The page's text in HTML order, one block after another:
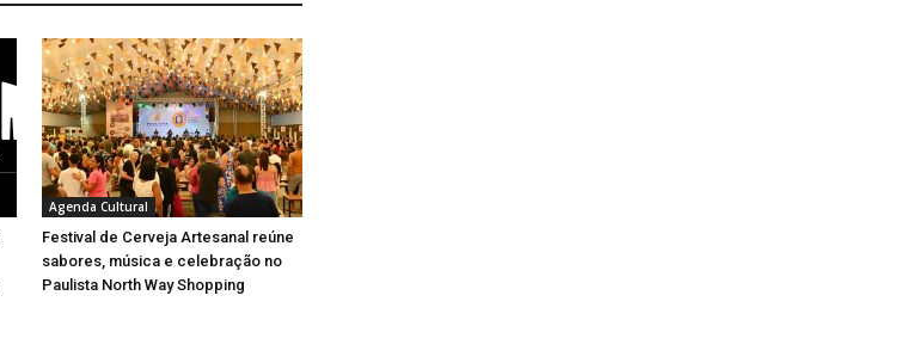
Agenda Cultural
Festival de Cerveja Artesanal reúne
sabores, música e celebração no
Paulista North Way Shopping